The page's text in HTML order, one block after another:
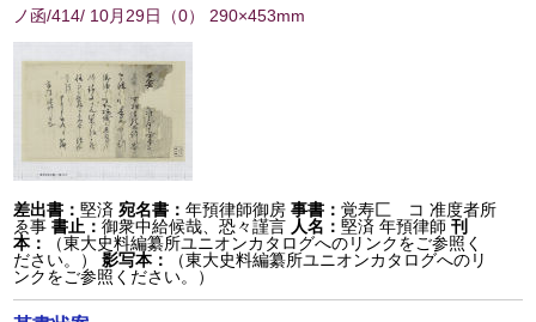
ノ函/414/ 10月29日 （0） 290×453mm
差出書：堅済 宛名書：年預律師御房 事書：覚寿匚 コ 准度者所
ゑ事 書止：御衆中給候哉、恐々謹言 人名：堅済 年預律師 刊
本：
（東大史料編纂所ユニオンカタログへのリンクをご参照く
ださい。）
影写本：
（東大史料編纂所ユニオンカタログへのリ
ンクをご参照ください。）